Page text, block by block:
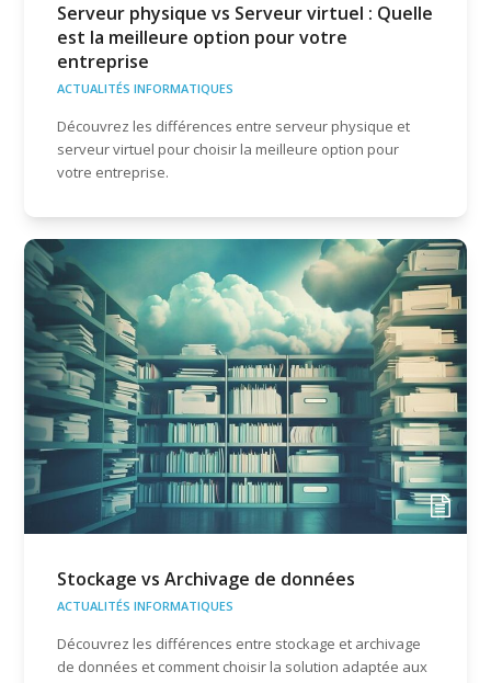
Serveur physique vs Serveur virtuel : Quelle
est la meilleure option pour votre
entreprise
ACTUALITÉS INFORMATIQUES
Découvrez les différences entre serveur physique et
serveur virtuel pour choisir la meilleure option pour
votre entreprise.
Stockage vs Archivage de données
ACTUALITÉS INFORMATIQUES
Découvrez les différences entre stockage et archivage
de données et comment choisir la solution adaptée aux